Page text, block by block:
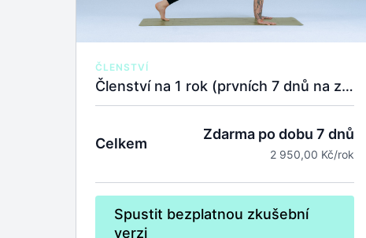
ČLENSTVÍ
Členství na 1 rok (prvních 7 dnů na zkoušku zdarma)
Celkem
Zdarma po dobu 7 dnů
2 950,00 Kč/rok
Spustit bezplatnou zkušební
verzi